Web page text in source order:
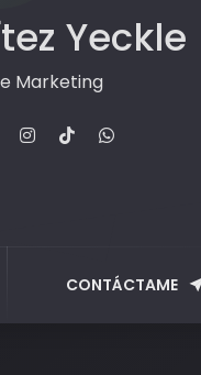
Yeckle
Marketing
CONTÁCTAME